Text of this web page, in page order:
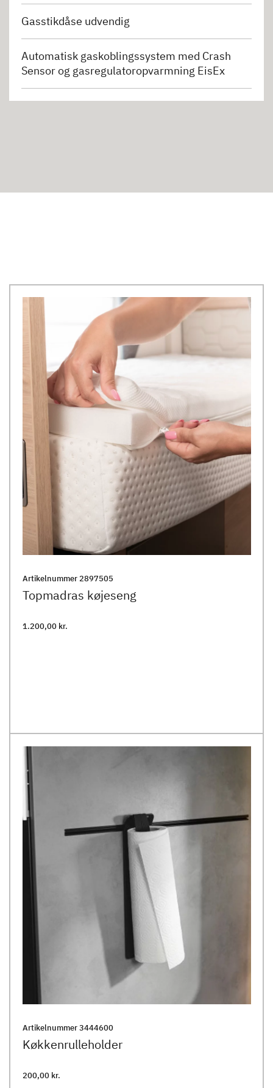
Gasstikdåse udvendig
Automatisk gaskoblingssystem med Crash
Sensor og gasregulatoropvarmning EisEx
Artikelnummer2897505
Topmadras køjeseng
1.200,00 kr.
Artikelnummer3444600
Køkkenrulleholder
200,00 kr.